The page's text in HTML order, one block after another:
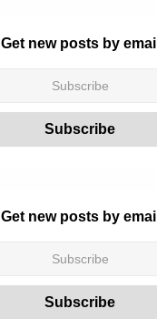
Get new posts by email
Get new posts by email